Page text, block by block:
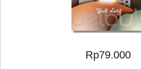
Rp79.000